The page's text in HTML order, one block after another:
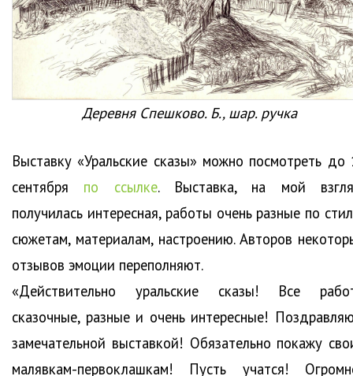
Деревня Спешково. Б., шар. ручка
Выставку «Уральские сказы» можно посмотреть до
сентября по ссылке. Выставка, на мой
получилась интересная, работы очень разные по
сюжетам, материалам, настроению. Авторов
отзывов эмоции переполняют.
«Действительно уральские сказы! Все
сказочные, разные и очень интересные!
замечательной выставкой! Обязательно покажу
малявкам-первоклашкам! Пусть учатся!